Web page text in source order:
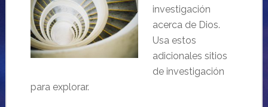
investigación
acerca de Dios.
Usa estos
adicionales sitios
de investigación
para explorar.